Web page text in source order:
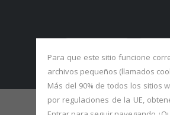
Para que este sitio funcione
archivos pequeños (llamados
Más del 90% de todos los sitios
por regulaciones de la UE,